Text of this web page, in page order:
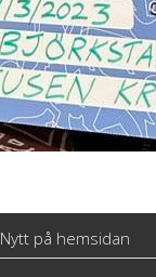
Nytt på hemsidan